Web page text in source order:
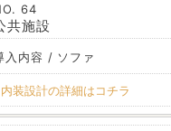
64
共施設
入内容 / ソファ
内装設計の詳細はコチラ